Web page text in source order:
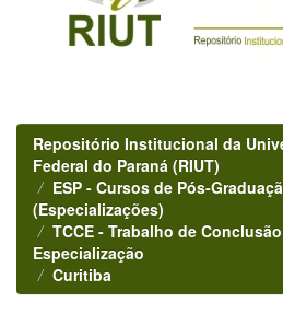
Repositório Institucional da
Federal do Paraná (RIUT)
ESP - Cursos de Pós-
(Especializações)
TCCE - Trabalho de
Especialização
Curitiba